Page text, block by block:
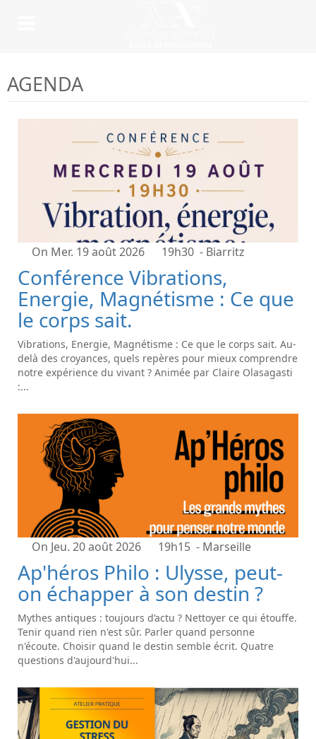
AGENDA
On Mer. 19 août 2026 19h30 - Biarritz
Conférence Vibrations,
Energie, Magnétisme : Ce que
le corps sait.
Vibrations, Energie, Magnétisme : Ce que le corps sait. Au-
delà des croyances, quels repères pour mieux comprendre
notre expérience du vivant ? Animée par Claire Olasagasti
:...
On Jeu. 20 août 2026 19h15 - Marseille
Ap'héros Philo : Ulysse, peut-
on échapper à son destin ?
Mythes antiques : toujours d’actu ? Nettoyer ce qui étouffe.
Tenir quand rien n'est sûr. Parler quand personne
n'écoute. Choisir quand le destin semble écrit. Quatre
questions d'aujourd'hui...